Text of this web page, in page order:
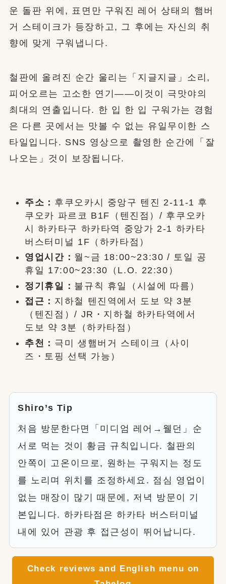
운 돌판 위에, 표면만 구워진 레어 상태의 햄버
거 스테이크가 등장하고, 그 후에는 자신의 취
향에 맞게 구워냅니다.
철판에 올려진 순간 울리는「지글지글」소리,
피어오르는 고소한 연기——이것이 극맛야의
최대의 연출입니다. 한 입 한 입 구워가는 경험
은 다른 곳에서는 맛볼 수 없는 유일무이한 스
타일입니다. SNS 영상으로 촬영한 순간에「잘
나오는」것이 보장됩니다.
주소： 후쿠오카시 중앙구 텐진 2-11-1 후
쿠오카 파르코 B1F（텐진점）/ 후쿠오카
시 하카타구 하카타역 중앙가 2-1 하카타
버스터미널 1F（하카타점）
영업시간： 월~금 18:00~23:30 / 토일 공
휴일 17:00~23:30（L.O. 22:30）
정기휴일： 불규칙 휴일（시설에 따름）
접근： 지하철 텐진역에서 도보 약 3분
（텐진점）/ JR・지하철 하카타역에서
도보 약 3분（하카타점）
추천： 극미 생햄버거 스테이크（사이
즈・토핑 선택 가능）
Shiro’s Tip
처음 방문한다면「미디엄 레어→웰던」순
서로 먹는 것이 황금 규칙입니다. 철판의
안쪽이 고온이므로, 원하는 구워지는 정도
를 노리며 위치를 조정하세요. 점심 영업이
없는 매장이 많기 때문에, 저녁 방문이 기
본입니다. 하카타점은 하카타 버스터미널
내에 있어 관광 후 접근성이 뛰어납니다.
Check reviews and English menu on